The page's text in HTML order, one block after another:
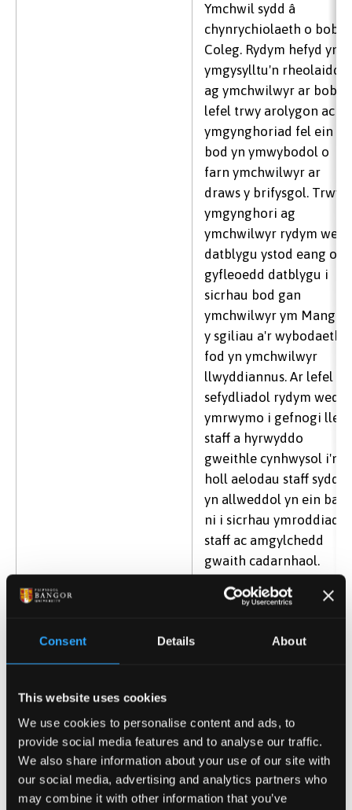
Consent Details About
This website uses cookies
We use cookies to personalise content and ads, to
provide social media features and to analyse our traffic.
We also share information about your use of our site with
our social media, advertising and analytics partners who
may combine it with other information that you’ve
Ymchwil sydd â
chynrychiolaeth o bob
Coleg. Rydym hefyd yn
ymgysylltu'n rheolaidd
ag ymchwilwyr ar bob
lefel trwy arolygon ac
ymgynghoriad fel ein
bod yn ymwybodol o
farn ymchwilwyr ar
draws y brifysgol. Trwy
ymgynghori ag
ymchwilwyr rydym wedi
datblygu ystod eang o
gyfleoedd datblygu i
sicrhau bod gan
ymchwilwyr ym Mangor
y sgiliau a'r wybodaeth i
fod yn ymchwilwyr
llwyddiannus. Ar lefel
sefydliadol rydym wedi
ymrwymo i gefnogi lles
staff a hyrwyddo
gweithle cynhwysol i'n
holl aelodau staff sydd
yn allweddol yn ein barn
ni i sicrhau ymroddiad
staff ac amgylchedd
gwaith cadarnhaol.
Mae mwy o wybodaeth am y Concordat ar gael yma
Gwobr Rhagoriaeth AD mewn
Ymchwil y Comisiwn Ewropeaidd
Mae prifysgolion y DU yn dangos eu bod yn bodloni
gofynion Siarter a Chod y Comisiwn Ewropeaidd ar
Reoli Ymchwilwyr trwy wneud cais am Wobr
Rhagoriaeth Adnoddau Dynol y Comisiwn
Ewropeaidd. Gwnaeth Prifysgol Bangor ei chais
cyntaf llwyddiannus am y wobr Rhagoriaeth mewn